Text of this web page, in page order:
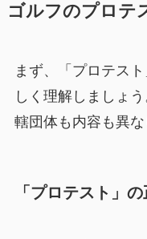
ゴルフのプロテ
まず、「プロテス
しく理解しましょ
轄団体も内容も異な
「プロテスト」